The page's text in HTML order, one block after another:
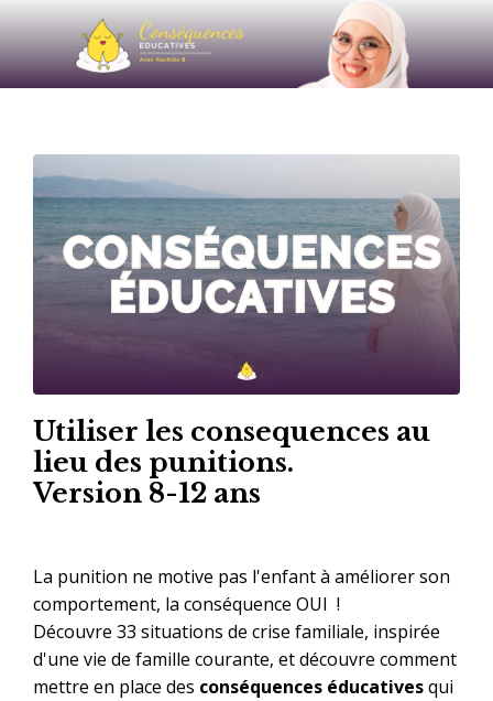
Utiliser les consequences au
lieu des punitions.
Version 8-12 ans
La punition ne motive pas l'enfant à améliorer son
comportement, la conséquence OUI !
Découvre 33 situations de crise familiale, inspirée
d'une vie de famille courante, et découvre comment
mettre en place des conséquences éducativesqui